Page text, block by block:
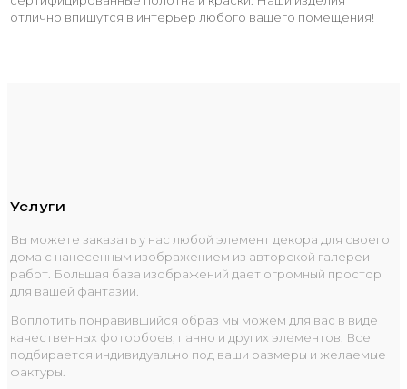
отлично впишутся в интерьер любого вашего помещения!
Услуги
Вы можете заказать у нас любой элемент декора для своего
дома с нанесенным изображением из авторской галереи
работ. Большая база изображений дает огромный простор
для вашей фантазии.
Воплотить понравившийся образ мы можем для вас в виде
качественных фотообоев, панно и других элементов. Все
подбирается индивидуально под ваши размеры и желаемые
фактуры.